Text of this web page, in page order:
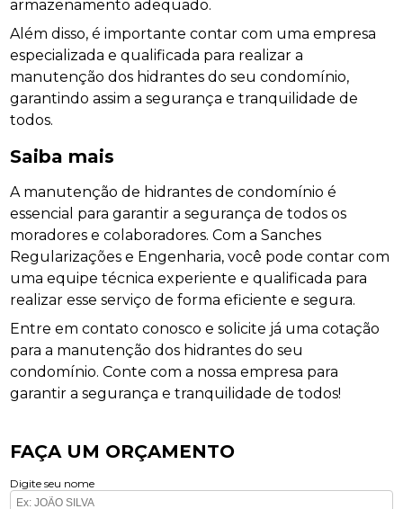
armazenamento adequado.
Além disso, é importante contar com uma empresa
especializada e qualificada para realizar a
manutenção dos hidrantes do seu condomínio,
garantindo assim a segurança e tranquilidade de
todos.
Saiba mais
A manutenção de hidrantes de condomínio é
essencial para garantir a segurança de todos os
moradores e colaboradores. Com a Sanches
Regularizações e Engenharia, você pode contar com
uma equipe técnica experiente e qualificada para
realizar esse serviço de forma eficiente e segura.
Entre em contato conosco e solicite já uma cotação
para a manutenção dos hidrantes do seu
condomínio. Conte com a nossa empresa para
garantir a segurança e tranquilidade de todos!
FAÇA UM ORÇAMENTO
Digite seu nome